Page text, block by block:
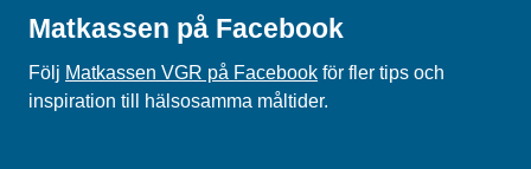
Matkassen på Facebook
Följ Matkassen VGR på Facebook för fler tips och
inspiration till hälsosamma måltider.